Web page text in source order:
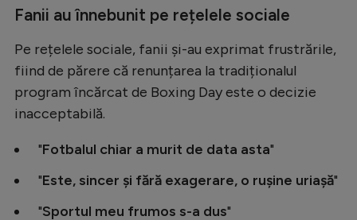
Fanii au înnebunit pe rețelele sociale
Pe rețelele sociale, fanii și-au exprimat frustrările,
fiind de părere că renunțarea la tradiționalul
program încărcat de Boxing Day este o decizie
inacceptabilă.
"Fotbalul chiar a murit de data asta"
"Este, sincer și fără exagerare, o rușine uriașă"
"Sportul meu frumos s-a dus"